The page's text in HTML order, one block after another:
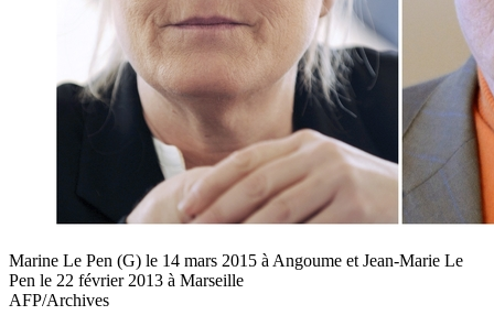
Marine Le Pen (G) le 14 mars 2015 à Angoume et Jean-Marie Le
Pen le 22 février 2013 à Marseille
AFP/Archives